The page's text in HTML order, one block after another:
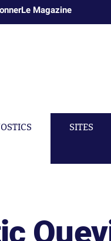
Le Magazine
SITES